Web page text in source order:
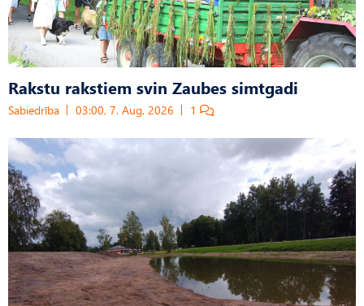
Rakstu rakstiem svin Zaubes simtgadi
Sabiedrība 03:00, 7. Aug, 2026 1